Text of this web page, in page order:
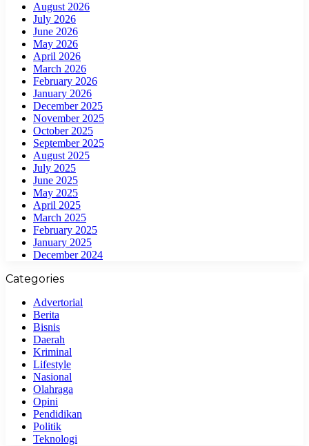
August 2026
July 2026
June 2026
May 2026
April 2026
March 2026
February 2026
January 2026
December 2025
November 2025
October 2025
September 2025
August 2025
July 2025
June 2025
May 2025
April 2025
March 2025
February 2025
January 2025
December 2024
Categories
Advertorial
Berita
Bisnis
Daerah
Kriminal
Lifestyle
Nasional
Olahraga
Opini
Pendidikan
Politik
Teknologi